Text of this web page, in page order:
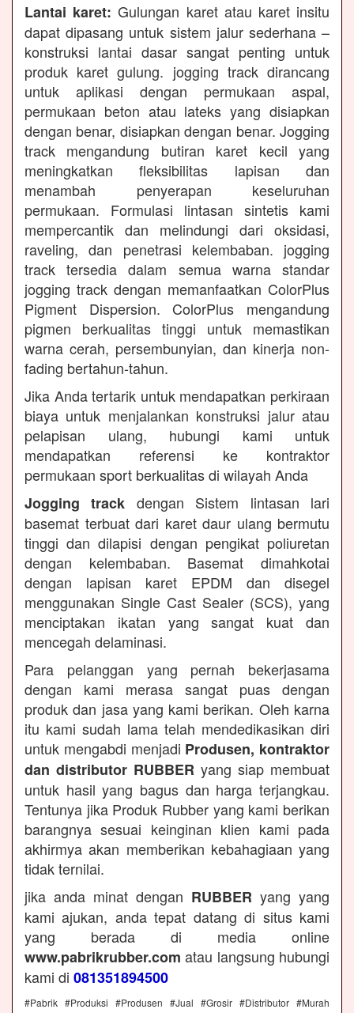
Lantai karet: Gulungan karet atau karet insitu
dapat dipasang untuk sistem jalur sederhana –
konstruksi lantai dasar sangat penting untuk
produk karet gulung. jogging track dirancang
untuk aplikasi dengan permukaan aspal,
permukaan beton atau lateks yang disiapkan
dengan benar, disiapkan dengan benar. Jogging
track mengandung butiran karet kecil yang
meningkatkan fleksibilitas lapisan dan
menambah penyerapan keseluruhan
permukaan. Formulasi lintasan sintetis kami
mempercantik dan melindungi dari oksidasi,
raveling, dan penetrasi kelembaban. jogging
track tersedia dalam semua warna standar
jogging track dengan memanfaatkan ColorPlus
Pigment Dispersion. ColorPlus mengandung
pigmen berkualitas tinggi untuk memastikan
warna cerah, persembunyian, dan kinerja non-
fading bertahun-tahun.
Jika Anda tertarik untuk mendapatkan perkiraan
biaya untuk menjalankan konstruksi jalur atau
pelapisan ulang, hubungi kami untuk
mendapatkan referensi ke kontraktor
permukaan sport berkualitas di wilayah Anda
Jogging track dengan Sistem lintasan lari
basemat terbuat dari karet daur ulang bermutu
tinggi dan dilapisi dengan pengikat poliuretan
dengan kelembaban. Basemat dimahkotai
dengan lapisan karet EPDM dan disegel
menggunakan Single Cast Sealer (SCS), yang
menciptakan ikatan yang sangat kuat dan
mencegah delaminasi.
Para pelanggan yang pernah bekerjasama
dengan kami merasa sangat puas dengan
produk dan jasa yang kami berikan. Oleh karna
itu kami sudah lama telah mendedikasikan diri
untuk mengabdi menjadi Produsen, kontraktor
dan distributor RUBBER yang siap membuat
untuk hasil yang bagus dan harga terjangkau.
Tentunya jika Produk Rubber yang kami berikan
barangnya sesuai keinginan klien kami pada
akhirmya akan memberikan kebahagiaan yang
tidak ternilai.
jika anda minat dengan RUBBER yang yang
kami ajukan, anda tepat datang di situs kami
yang berada di media online
www.pabrikrubber.com atau langsung hubungi
kami di 081351894500
#Pabrik #Produksi #Produsen #Jual #Grosir #Distributor #Murah